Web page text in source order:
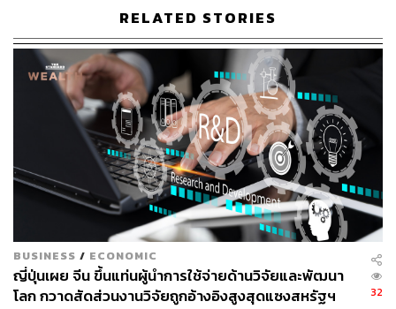
“ทั้งหมดนี้ ไทยก็จะโดนกดดันไปด้วย ซึ่งเราต้องต้านทานไว้
เพื่อไม่เลือกข้าง เพราะเราต้องการค้าขายกับทั้ง 2 ประเทศ
สิ่งที่ทำได้คือ เราต้องปรับตัว”
“ปัจจุบัน สัดส่วน GDP สหรัฐและจีน รวมกัน 40% ของโลก
ไทยยืนอยู่ตรงไหน?
วันนี้ ไทยจำเป็นต้องสร้างความสัมพันธ์ทางการค้า เศรษฐกิจ
กับประเทศอื่น กลุ่มต่างๆ ที่เป็นไปได้คือ CPTPP ซึ่งเป็นข้อ
ตกลงที่ทันสมัย ลึกซึ้ง ครบถ้วน ซึ่งอาเซียน 3 ประเทศเข้าไป
แล้ว ไทยต้องกล้าตัดสินใจเข้าร่วมด้วย เนื่องจาก สหภาพ
ยุโรป (EU) ก็เริ่มหันมามองกลุ่ม CPTPP เพื่อเชื่อมสัมพันธ์
การค้า ดังนั้น ไทยไม่ควรตกขบวน” ดร.ศุภวุฒิ กล่าว
RELATED STORIES
BUSINESS / ECONOMIC
ญี่ปุ่นเผย จีน ขึ้นแท่นผู้นำการใช้จ่ายด้านวิจัยและพัฒนา
โลก กวาดสัดส่วนงานวิจัยถูกอ้างอิงสูงสุดแซงสหรัฐฯ
32